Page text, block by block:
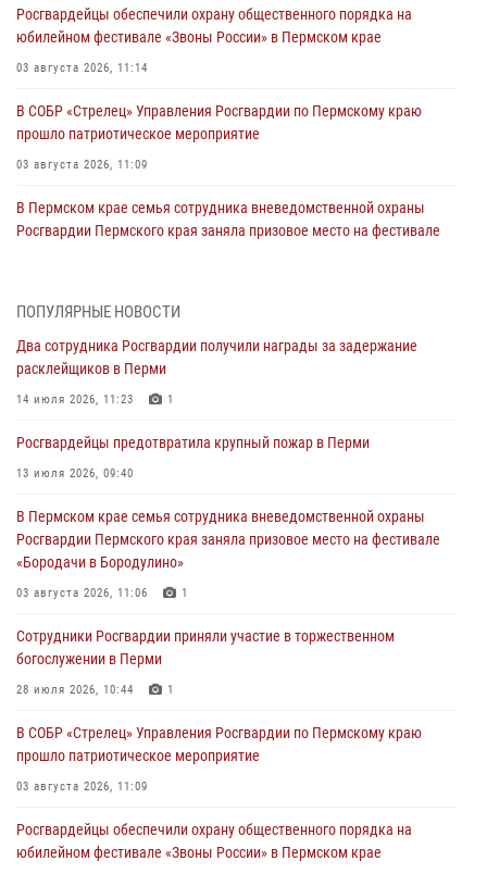
Росгвардейцы обеспечили охрану общественного порядка на
юбилейном фестивале «Звоны России» в Пермском крае
03 августа 2026, 11:14
В СОБР «Стрелец» Управления Росгвардии по Пермскому краю
прошло патриотическое мероприятие
03 августа 2026, 11:09
В Пермском крае семья сотрудника вневедомственной охраны
Росгвардии Пермского края заняла призовое место на фестивале
юных спортсменов
03 августа 2026, 10:59
30 июля 2026, 05:19
богослужении в Перми
28 июля 2026, 10:44
Росгвардейцы оказали силовую поддержку при задержании
28 июля 2026, 06:15
ПОПУЛЯРНЫЕ НОВОСТИ
Два сотрудника Росгвардии получили награды за задержание
расклейщиков в Перми
14 июля 2026, 11:23 1
Росгвардейцы предотвратила крупный пожар в Перми
13 июля 2026, 09:40
В Пермском крае семья сотрудника вневедомственной охраны
Росгвардии Пермского края заняла призовое место на фестивале
«Бородачи в Бородулино»
03 августа 2026, 11:06 1
Сотрудники Росгвардии приняли участие в торжественном
богослужении в Перми
28 июля 2026, 10:44 1
В СОБР «Стрелец» Управления Росгвардии по Пермскому краю
прошло патриотическое мероприятие
03 августа 2026, 11:09
Росгвардейцы обеспечили охрану общественного порядка на
юбилейном фестивале «Звоны России» в Пермском крае